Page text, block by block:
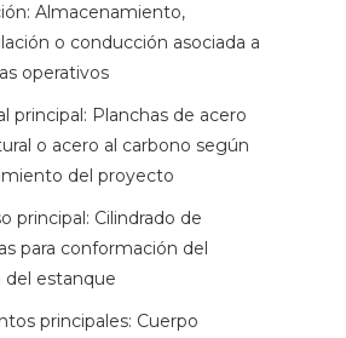
Almacenamiento,
o conducción asociada a
operativos
principal: Planchas de acero
o acero al carbono según
del proyecto
principal: Cilindrado de
para conformación del
del estanque
principales: Cuerpo